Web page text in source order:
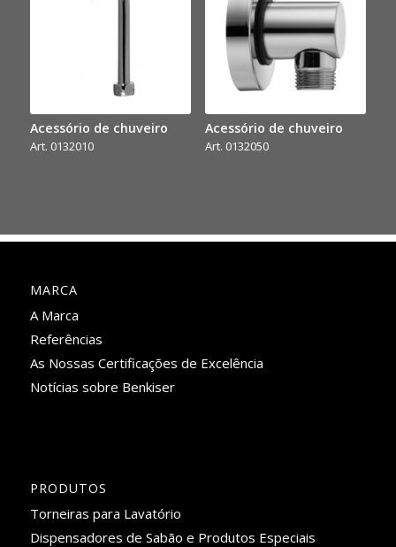
Acessório de chuveiro
Art. 0132010
Acessório de chuveiro
Art. 0132050
MARCA
A Marca
Referências
As Nossas Certificações de Excelência
Notícias sobre Benkiser
PRODUTOS
Torneiras para Lavatório
Dispensadores de Sabão e Produtos Especiais